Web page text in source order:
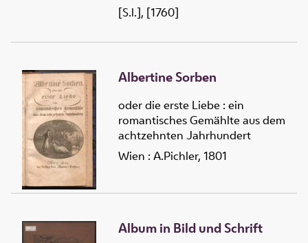
[S.l.], [1760]
Albertine Sorben
oder die erste Liebe : ein
romantisches Gemählte aus dem
achtzehnten Jahrhundert
Wien : A.Pichler, 1801
Album in Bild und Schrift